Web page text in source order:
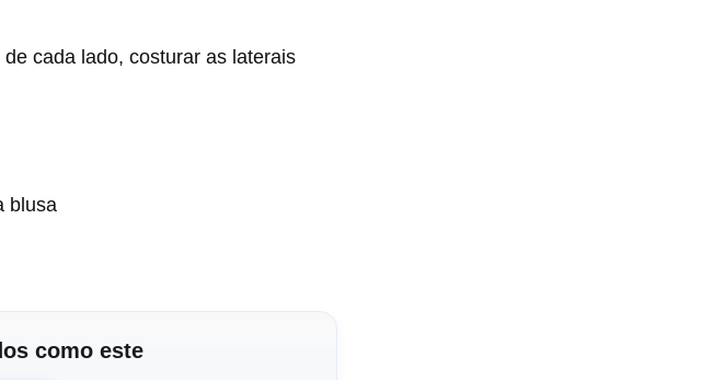
cada lado, costurar as laterais
blusa
como este